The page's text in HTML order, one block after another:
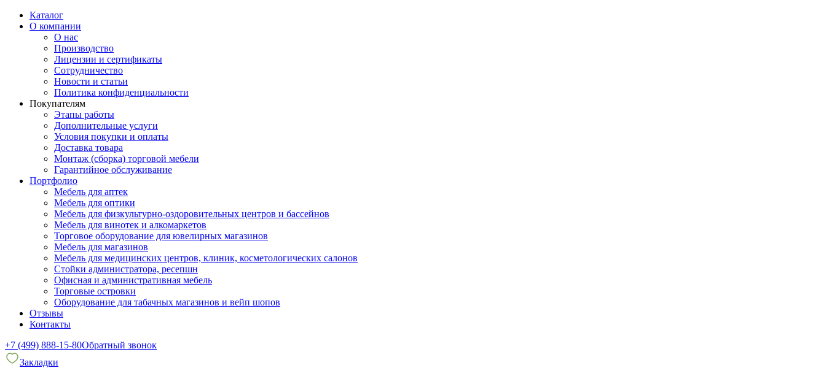
Каталог
О компании
О нас
Производство
Лицензии и сертификаты
Сотрудничество
Новости и статьи
Политика конфиденциальности
Покупателям
Этапы работы
Дополнительные услуги
Условия покупки и оплаты
Доставка товара
Монтаж (сборка) торговой мебели
Гарантийное обслуживание
Портфолио
Мебель для аптек
Мебель для оптики
Мебель для физкультурно-оздоровительных центров и бассейнов
Мебель для винотек и алкомаркетов
Торговое оборудование для ювелирных магазинов
Мебель для магазинов
Мебель для медицинских центров, клиник, косметологических салонов
Стойки администратора, ресепшн
Офисная и административная мебель
Торговые островки
Оборудование для табачных магазинов и вейп шопов
Отзывы
Контакты
+7 (499) 888-15-80Обратный звонок
Закладки